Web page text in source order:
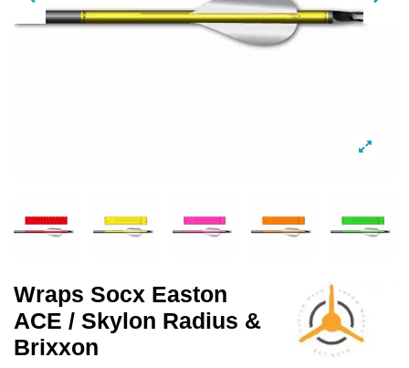
Wraps Socx Easton
ACE / Skylon Radius &
Brixxon